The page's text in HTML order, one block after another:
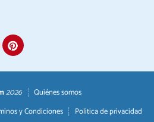
2026
Quiénes somos
y Condiciones
Política de privacidad